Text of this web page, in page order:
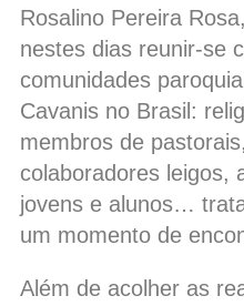
Rosalino Pereira
nestes dias reunir-se
comunidades
Cavanis no Brasil:
membros de
colaboradores leigos,
jovens e alunos…
um momento de
Além de acolher as